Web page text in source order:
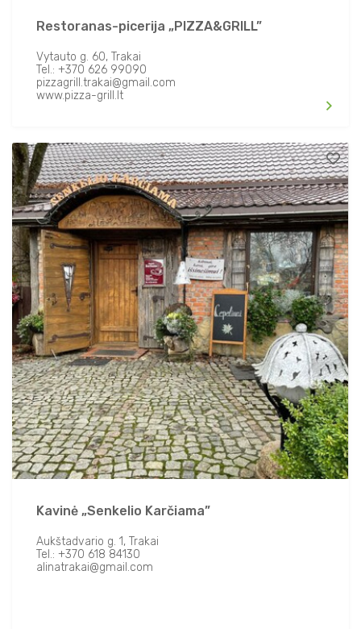
Restoranas-picerija „PIZZA&GRILL”
Vytauto g. 60, Trakai
Tel.: +370 626 99090
pizzagrill.trakai@gmail.com
www.pizza-grill.lt
Kavinė „Senkelio Karčiama”
Aukštadvario g. 1, Trakai
Tel.: +370 618 84130
alinatrakai@gmail.com